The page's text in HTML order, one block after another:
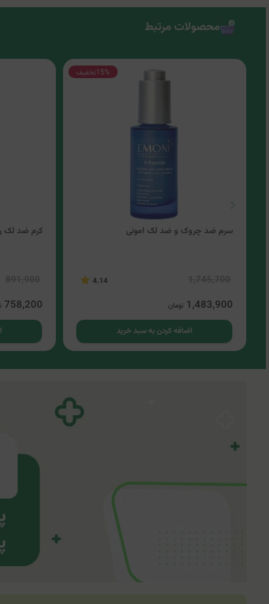
محصولات مرتبط
15%تخفیف
سرم ضد چروک و ضد لک امونی
4.14
1,483,900 تومان
اضافه کردن به سبد خرید
کرم ضد لک
758,200